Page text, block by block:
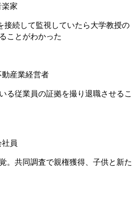
家
続して監視していたら大学教授の
ことがわかった
産業経営者
る従業員の証拠を撮り退職させるこ
員
。 共同調査で親権獲得、 子供と新た